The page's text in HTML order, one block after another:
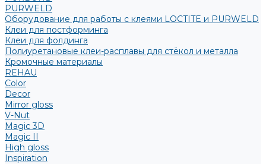
PURWELD
Оборудование для работы с клеями LOCTITE и PURWELD
Клеи для постформинга
Клеи для фолдинга
Полиуретановые клеи-расплавы для стёкол и металла
Кромочные материалы
REHAU
Color
Decor
Mirror gloss
V-Nut
Magic 3D
Magic II
High gloss
Inspiration